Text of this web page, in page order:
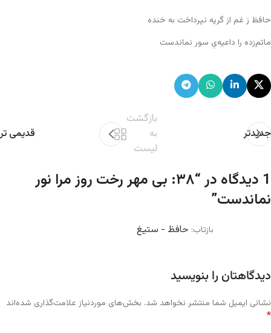
حافظ ز غم از گریه نپرداخت به خنده
ماتم‌زده را داعیه‌یِ سور نماندست
جدیدتر
بازگشت
به
لیست
قدیمی تر
1 دیدگاه در “
۳۸: بی مهر رخت روز مرا نور
نماندست”
بازتاب: حافظ - ستیغ
دیدگاهتان را بنویسید
نشانی ایمیل شما منتشر نخواهد شد. بخش‌های موردنیاز علامت‌گذاری شده‌اند
*